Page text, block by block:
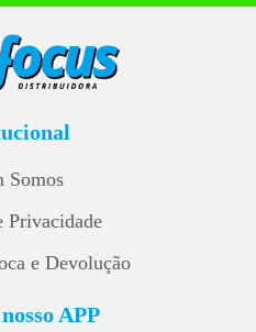
Somos
Privacidade
e Devolução
APP